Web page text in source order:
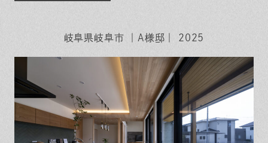
岐阜県岐阜市 ｜A様邸｜ 2025
住まいの特性
家づくりの流れ
ヒノキプロジェクト
イベントを探す
気軽に相談会
お客様の声
イベント
会社概要
採用情報
お問い合わせ